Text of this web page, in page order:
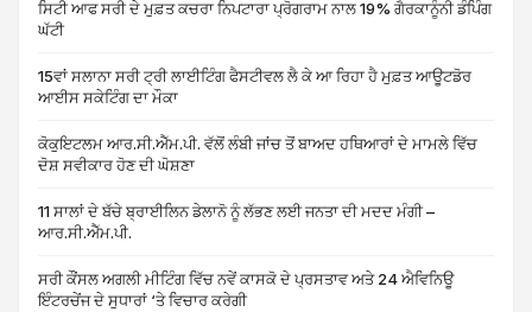
ਸਿਟੀ ਆਫ ਸਰੀ ਦੇ ਮੁਫ਼ਤ ਕਚਰਾ ਨਿਪਟਾਰਾ ਪ੍ਰੋਗਰਾਮ ਨਾਲ 19% ਗੈਰਕਾਨੂੰਨੀ ਡੰਪਿੰਗ
ਘੱਟੀ
15ਵਾਂ ਸਲਾਨਾ ਸਰੀ ਟ੍ਰੀ ਲਾਈਟਿੰਗ ਫੈਸਟੀਵਲ ਲੈ ਕੇ ਆ ਰਿਹਾ ਹੈ ਮੁਫ਼ਤ ਆਊਟਡੋਰ
ਆਈਸ ਸਕੇਟਿੰਗ ਦਾ ਮੌਕਾ
ਕੋਕੁਇਟਲਮ ਆਰ.ਸੀ.ਐੱਮ.ਪੀ. ਵੱਲੋਂ ਲੰਬੀ ਜਾਂਚ ਤੋਂ ਬਾਅਦ ਹਥਿਆਰਾਂ ਦੇ ਮਾਮਲੇ ਵਿੱਚ
ਦੋਸ਼ ਸਵੀਕਾਰ ਹੋਣ ਦੀ ਘੋਸ਼ਣਾ
11 ਸਾਲਾਂ ਦੇ ਬੱਚੇ ਬ੍ਰਾਈਲਿਨ ਡੇਲਾਨੋ ਨੂੰ ਲੱਭਣ ਲਈ ਜਨਤਾ ਦੀ ਮਦਦ ਮੰਗੀ –
ਆਰ.ਸੀ.ਐੱਮ.ਪੀ.
ਸਰੀ ਕੌਂਸਲ ਅਗਲੀ ਮੀਟਿੰਗ ਵਿੱਚ ਨਵੇਂ ਕਾਸਕੋ ਦੇ ਪ੍ਰਸਤਾਵ ਅਤੇ 24 ਐਵਿਨਿਊ
ਇੰਟਰਚੇਂਜ ਦੇ ਸੁਧਾਰਾਂ ‘ਤੇ ਵਿਚਾਰ ਕਰੇਗੀ